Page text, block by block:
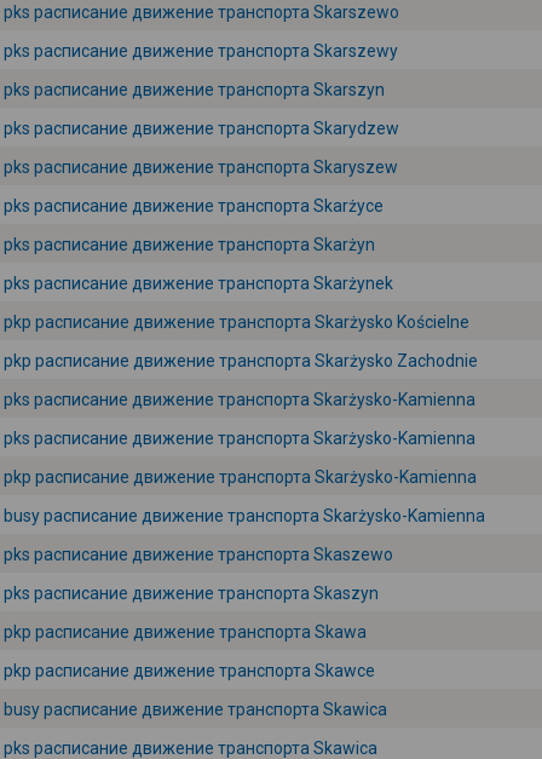
pks расписание движение транспорта Skarszewo
pks расписание движение транспорта Skarszewy
pks расписание движение транспорта Skarszyn
pks расписание движение транспорта Skarydzew
pks расписание движение транспорта Skaryszew
pks расписание движение транспорта Skarżyce
pks расписание движение транспорта Skarżyn
pks расписание движение транспорта Skarżynek
pkp расписание движение транспорта Skarżysko Kościelne
pkp расписание движение транспорта Skarżysko Zachodnie
pks расписание движение транспорта Skarżysko-Kamienna
pks расписание движение транспорта Skarżysko-Kamienna
pkp расписание движение транспорта Skarżysko-Kamienna
busy расписание движение транспорта Skarżysko-Kamienna
pks расписание движение транспорта Skaszewo
pks расписание движение транспорта Skaszyn
pkp расписание движение транспорта Skawa
pkp расписание движение транспорта Skawce
busy расписание движение транспорта Skawica
pks расписание движение транспорта Skawica